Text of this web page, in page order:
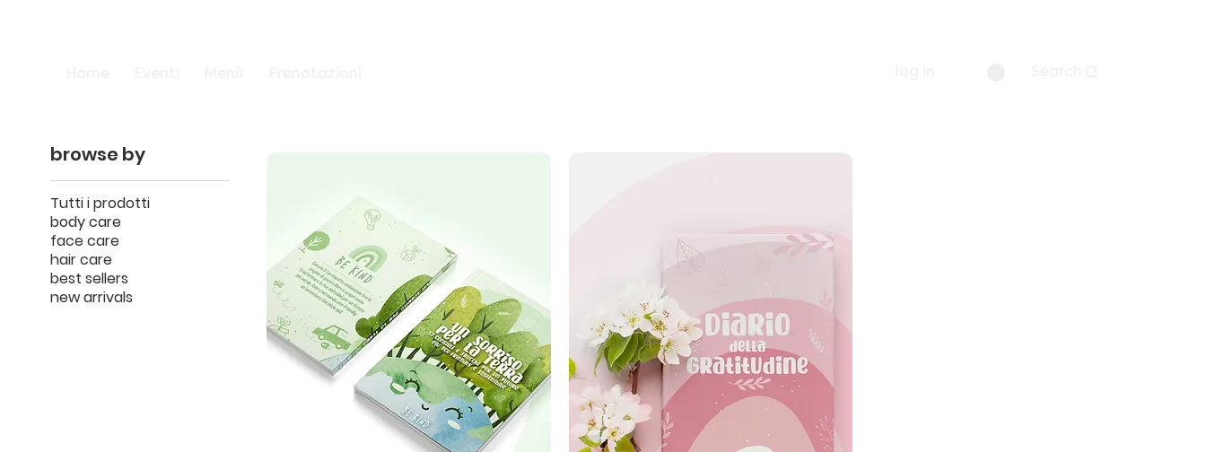
browse by
Tutti i prodotti
body care
face care
hair care
best sellers
new arrivals